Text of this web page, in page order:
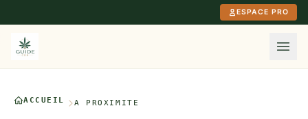
ESPACE PRO
ACCUEIL À PROXIMITÉ